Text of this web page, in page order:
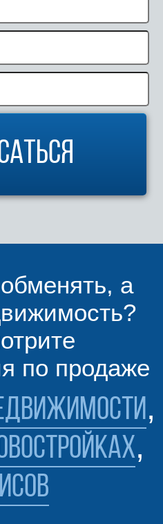
а
по продаже
,
,